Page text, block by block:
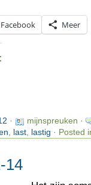
Facebook Meer
·
mijnspreuken ·
, last, lastig · Posted
14